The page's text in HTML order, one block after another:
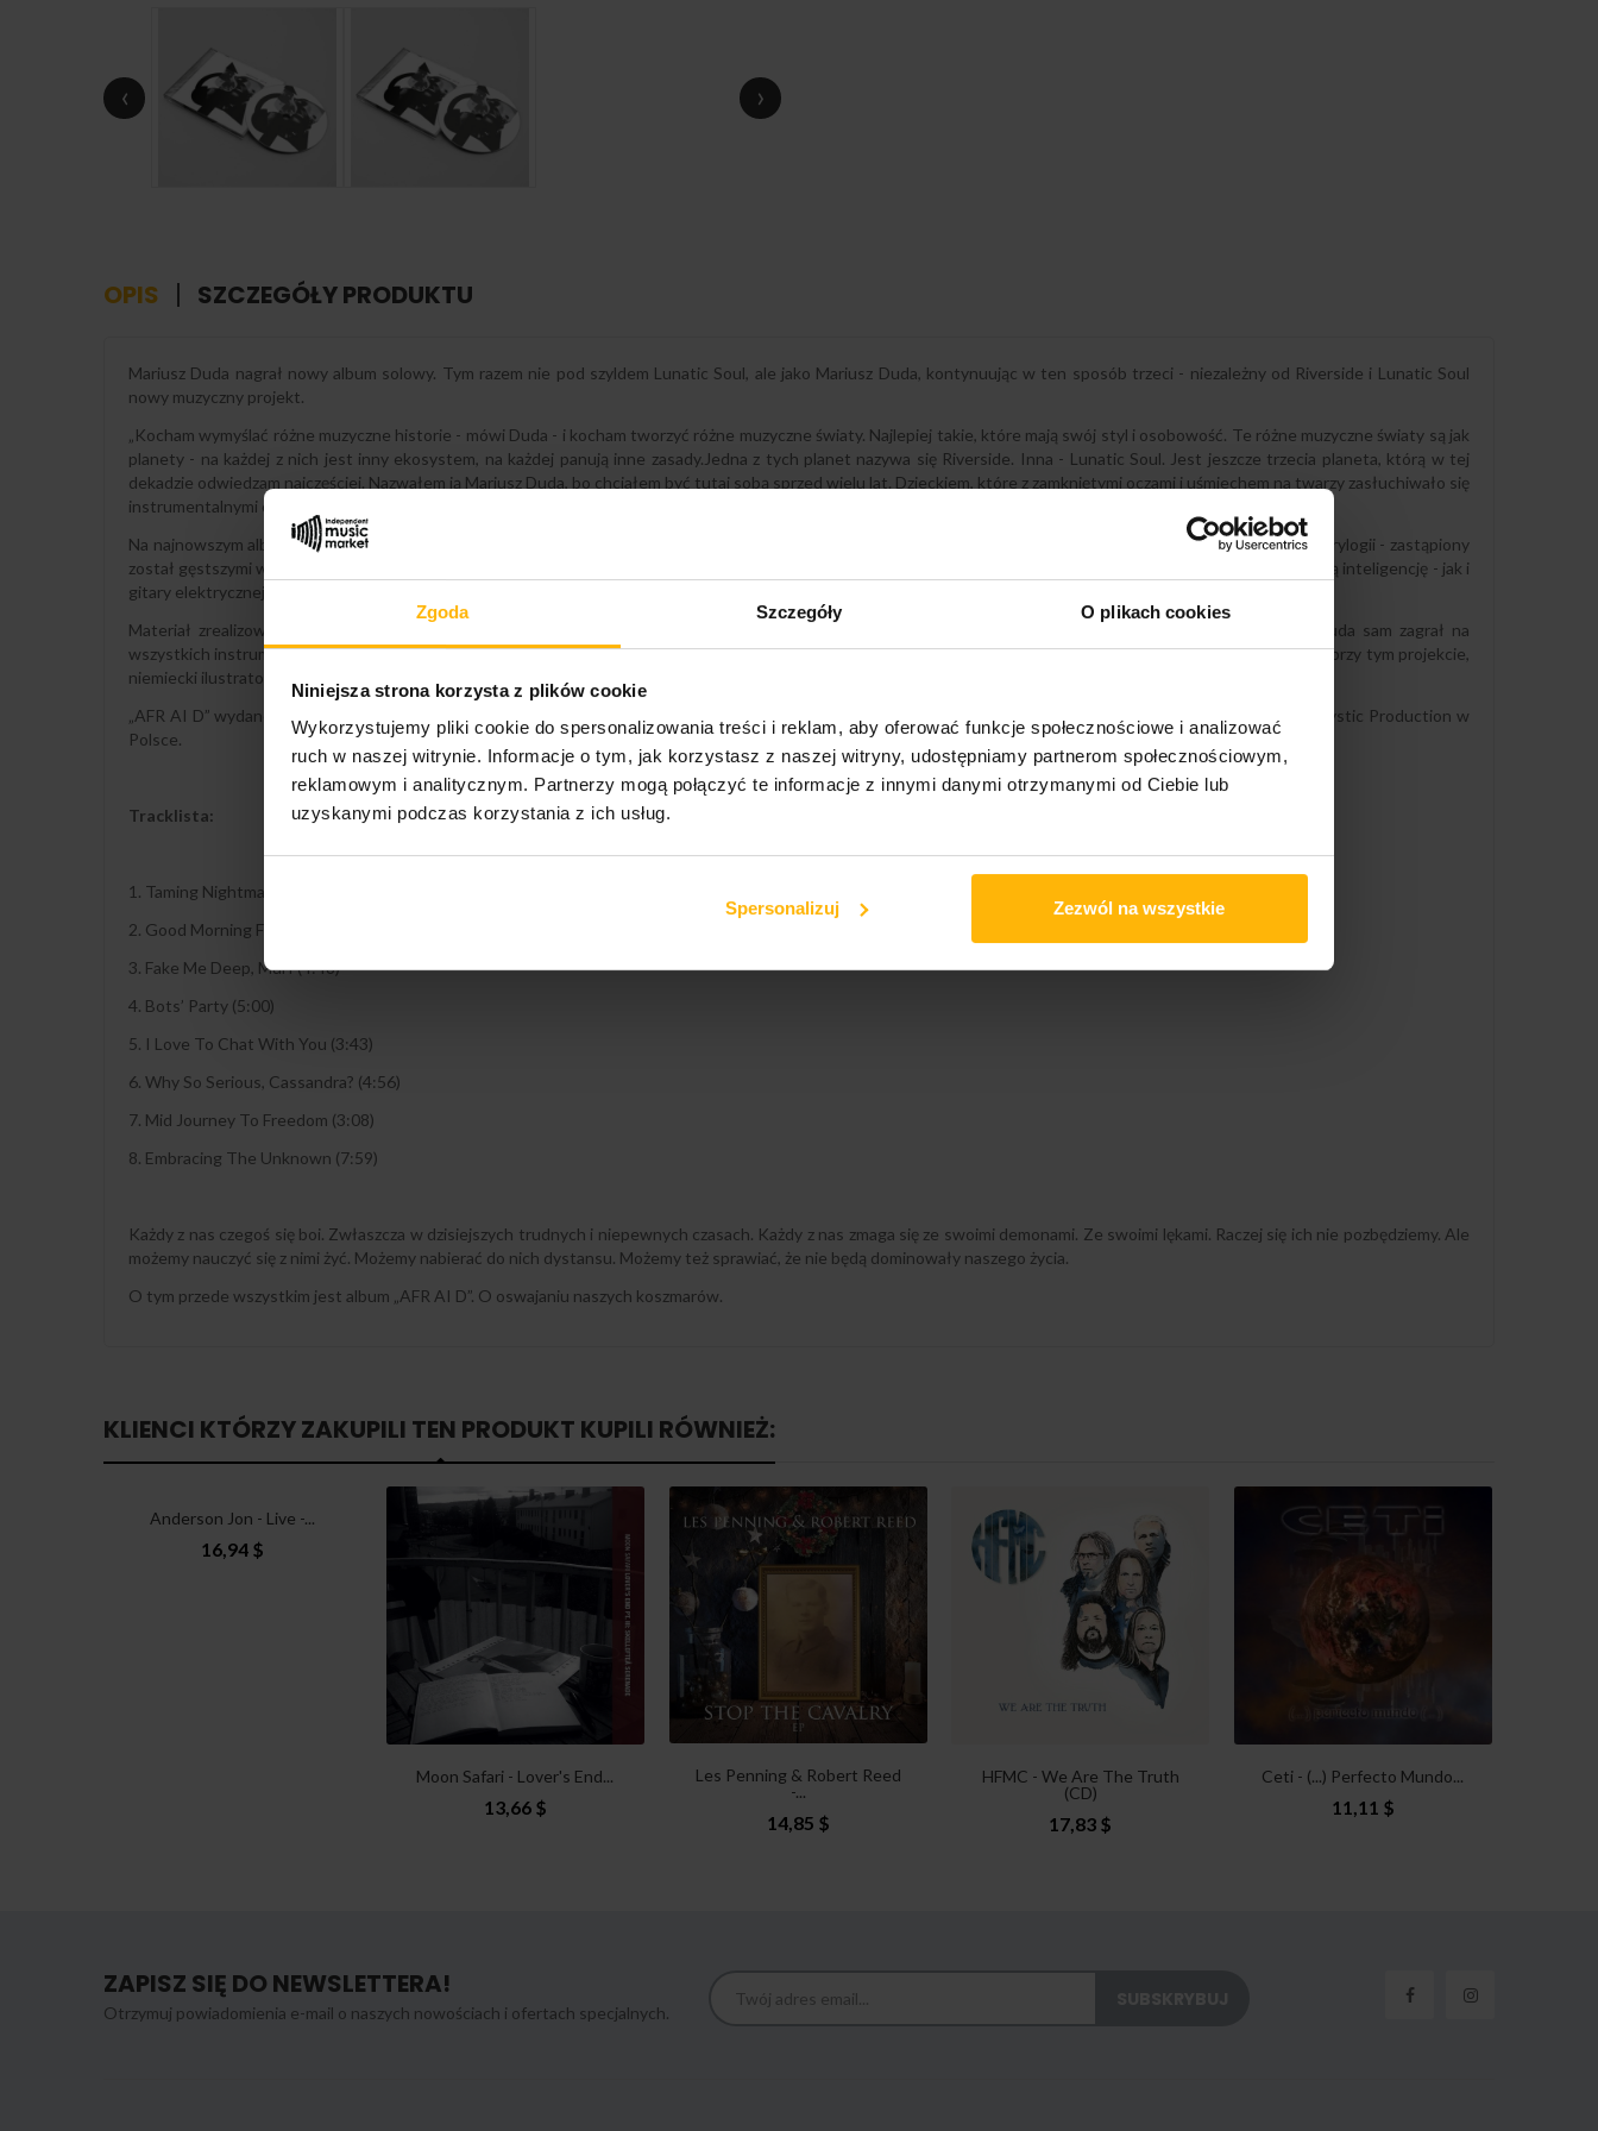
Zgoda Szczegóły O plikach cookies
Niniejsza strona korzysta z plików cookie
Wykorzystujemy pliki cookie do spersonalizowania treści i reklam, aby oferować funkcje społecznościowe i analizować
ruch w naszej witrynie. Informacje o tym, jak korzystasz z naszej witryny, udostępniamy partnerom społecznościowym,
reklamowym i analitycznym. Partnerzy mogą połączyć te informacje z innymi danymi otrzymanymi od Ciebie lub
uzyskanymi podczas korzystania z ich usług.
Spersonalizuj Zezwól na wszystkie
‹ ›
OPIS SZCZEGÓŁY PRODUKTU
Mariusz Duda nagrał nowy album solowy. Tym razem nie pod szyldem Lunatic Soul, ale jako Mariusz Duda, kontynuując w ten sposób trzeci - niezależny od Riverside i Lunatic Soul
nowy muzyczny projekt.
„Kocham wymyślać różne muzyczne historie - mówi Duda - i kocham tworzyć różne muzyczne światy. Najlepiej takie, które mają swój styl i osobowość. Te różne muzyczne światy są jak
planety - na każdej z nich jest inny ekosystem, na każdej panują inne zasady.Jedna z tych planet nazywa się Riverside. Inna - Lunatic Soul. Jest jeszcze trzecia planeta, którą w tej
dekadzie odwiedzam najczęściej. Nazwałem ją Mariusz Duda, bo chciałem być tutaj sobą sprzed wielu lat. Dzieckiem, które z zamkniętymi oczami i uśmiechem na twarzy zasłuchiwało się
instrumentalnymi opowieściami takich twórców jak Vangelis, Tangerine Dream czy Mike Oldfield.”
Na najnowszym albumie „AFR AI D”, który zainspirowany został tematem lęku przed sztuczną inteligencją, muzyczny minimalizm - znany chociażby z pandemicznej trylogii - zastąpiony
został gęstszymi warstwami, głównie za sprawą różnego rodzaju przetworzonych głosów i zniekształconych wokalnych sampli - symbolizujących naturalnie sztuczną inteligencję - jak i
gitary elektrycznej, symbolizującej w tym przypadku czynnik ludzki.
Materiał zrealizowany został w warszawskim Studiu Serakos, przez Magdę i Roberta Srzednickich, a zmasterowany został przez Roberta Szydło. Mariusz Duda sam zagrał na
wszystkich instrumentach, z wyjątkiem gitary elektrycznej, na której gościnnie udzielił się Mateusz Owczarek. Za szatę graficzną odpowiada stale współpracując y przy tym projekcie,
niemiecki ilustrator Hajo Müller
„AFR AI D” wydane został 17 listopada 2023 w formie elektronicznej oraz na nośnikach fizycznych LP i CD, dzięki wytwórniom Kscope/Snapper na świecie oraz Mystic Production w
Polsce.
Tracklista:
1. Taming Nightmares (7:20)
2. Good Morning Fearmongering (5:14)
3. Fake Me Deep, Murf (4:48)
4. Bots’ Party (5:00)
5. I Love To Chat With You (3:43)
6. Why So Serious, Cassandra? (4:56)
7. Mid Journey To Freedom (3:08)
8. Embracing The Unknown (7:59)
Każdy z nas czegoś się boi. Zwłaszcza w dzisiejszych trudnych i niepewnych czasach. Każdy z nas zmaga się ze swoimi demonami. Ze swoimi lękami. Raczej się ich nie pozbędziemy. Ale
możemy nauczyć się z nimi żyć. Możemy nabierać do nich dystansu. Możemy też sprawiać, że nie będą dominowały naszego życia.
O tym przede wszystkim jest album „AFR AI D”. O oswajaniu naszych koszmarów.
KLIENCI KTÓRZY ZAKUPILI TEN PRODUKT KUPILI RÓWNIEŻ:
Anderson Jon - Live -...
16,94 $
Moon Safari - Lover's End...
13,66 $
Les Penning & Robert Reed
-...
14,85 $
HFMC - We Are The Truth
(CD)
17,83 $
Ceti - (...) Perfecto Mundo...
11,11 $
ZAPISZ SIĘ DO NEWSLETTERA!
Otrzymuj powiadomienia e-mail o naszych nowościach i ofertach specjalnych.